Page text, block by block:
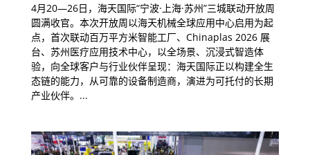
4月20—26日，海天国际“宁波·上海·苏州”三城联动开放周
圆满收官。本次开放周以海天机械全球应用中心启用为起
点，首次联动百万平方米智能工厂、Chinaplas 2026 展
台、苏州医疗应用技术中心，以全场景、沉浸式智造体
验，向全球客户与行业伙伴呈现：海天国际正以构建全生
态链的能力，从可靠的设备制造商，演进为可托付的长期
产业伙伴。...